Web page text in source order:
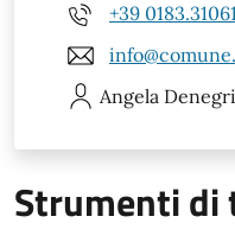
+39
Angela Denegri
Strumenti di